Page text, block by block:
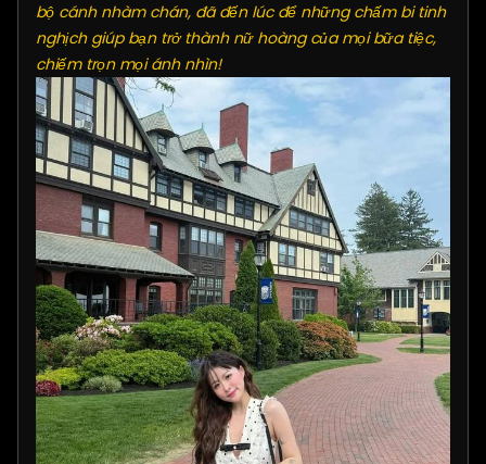
bộ cánh nhàm chán, đã đến lúc để những chấm bi tinh
nghịch giúp bạn trở thành nữ hoàng của mọi bữa tiệc,
chiếm trọn mọi ánh nhìn!